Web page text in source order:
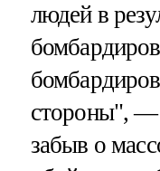
людей в
стороны", —
забыв о